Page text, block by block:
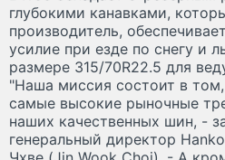
глубокими канавками,
производитель,
усилие при езде по снегу и
размере 315/70R22.5 для
"Наша миссия состоит в
самые высокие рыночные
наших качественных шин, -
генеральный директор